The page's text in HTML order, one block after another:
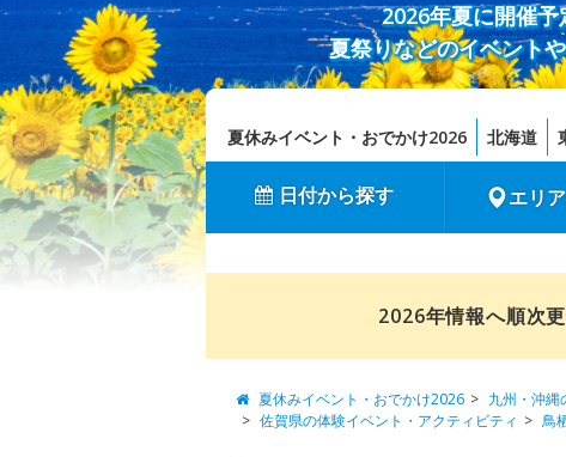
2026年夏に開催
夏祭りなどのイベント
夏休みイベント・おでかけ2026 北海道
日付から探す エリ
2026年情報へ順次
夏休みイベント・おでかけ2026 九州・沖縄
佐賀県の体験イベント・アクティビティ
鳥